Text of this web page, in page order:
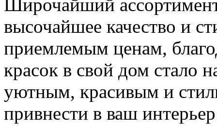
Широчайший
высочайшее качество и
приемлемым ценам,
красок в свой дом стало
уютным, красивым и
привнести в ваш